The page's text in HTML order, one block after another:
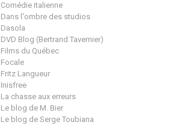
Comédie italienne
Dans l'ombre des studios
Dasola
DVD Blog (Bertrand Tavernier)
Films du Québec
Focale
Fritz Langueur
Inisfree
La chasse aux erreurs
Le blog de M. Bier
Le blog de Serge Toubiana